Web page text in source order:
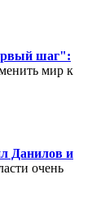
шаг":
мир к
Данилов и
очень